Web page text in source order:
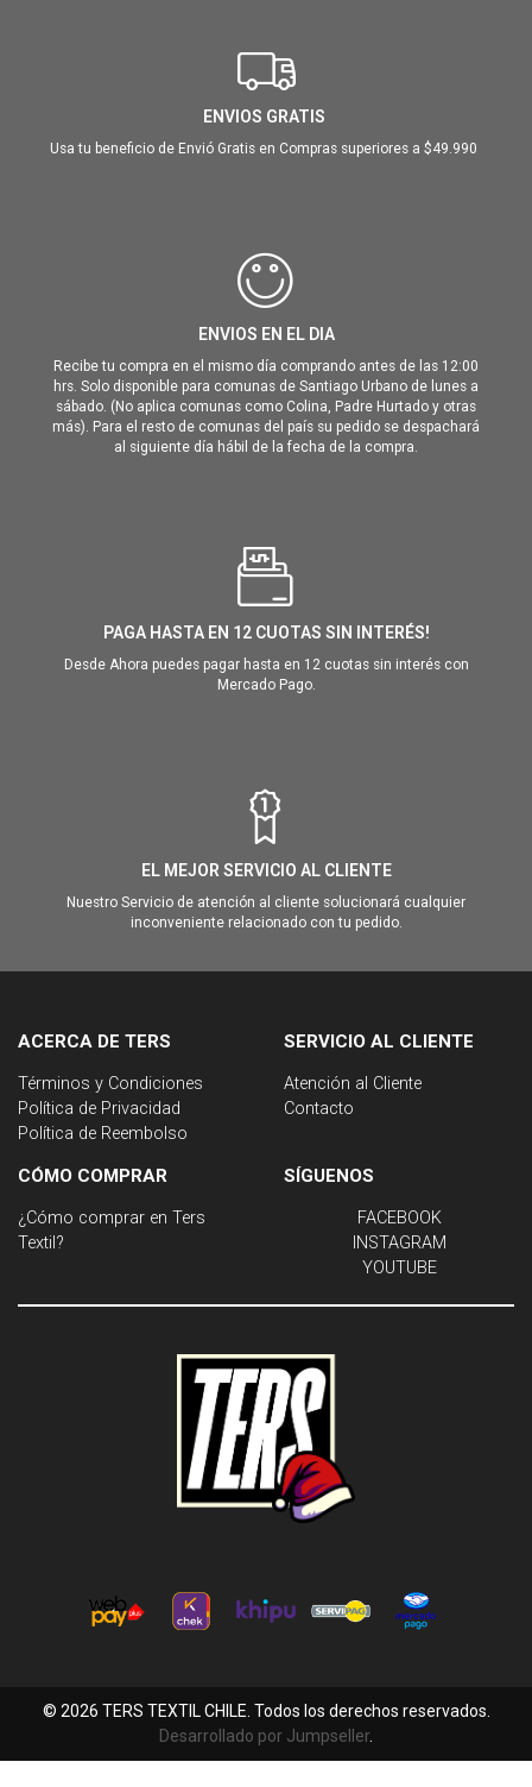
ENVIOS GRATIS
Usa tu beneficio de Envió Gratis en Compras superiores a $49.990
ENVIOS EN EL DIA
Recibe tu compra en el mismo día comprando antes de las 12:00
hrs. Solo disponible para comunas de Santiago Urbano de lunes a
sábado. (No aplica comunas como Colina, Padre Hurtado y otras
más). Para el resto de comunas del país su pedido se despachará
al siguiente día hábil de la fecha de la compra.
PAGA HASTA EN 12 CUOTAS SIN INTERÉS!
Desde Ahora puedes pagar hasta en 12 cuotas sin interés con
Mercado Pago.
EL MEJOR SERVICIO AL CLIENTE
Nuestro Servicio de atención al cliente solucionará cualquier
inconveniente relacionado con tu pedido.
ACERCA DE TERS
Términos y Condiciones
Política de Privacidad
Política de Reembolso
SERVICIO AL CLIENTE
Atención al Cliente
Contacto
CÓMO COMPRAR
¿Cómo comprar en Ters
Textil?
SÍGUENOS
FACEBOOK
INSTAGRAM
YOUTUBE
© 2026 TERS TEXTIL CHILE. Todos los derechos reservados.
Desarrollado por Jumpseller.